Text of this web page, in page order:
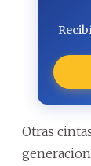
Otras